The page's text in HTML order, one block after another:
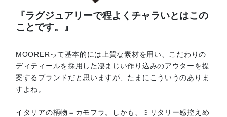
『ラグジュアリーで程よくチャラいとはこの
ことです。』
MOORERって基本的には上質な素材を用い、こだわりの
ディティールを採用した凄まじい作り込みのアウターを提
案するブランドだと思いますが、たまにこういうのありま
すよね。
イタリアの柄物＝カモフラ。しかも、ミリタリー感控えめ